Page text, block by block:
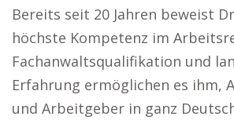
Bereits seit 20 Jahren beweist
höchste Kompetenz im
Fachanwaltsqualifikation und
Erfahrung ermöglichen es ihm,
und Arbeitgeber in ganz